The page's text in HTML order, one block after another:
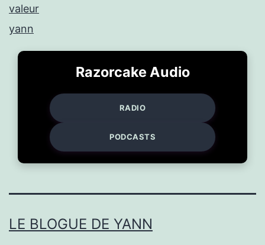
valeur
yann
Razorcake Audio
RADIO
PODCASTS
LE BLOGUE DE YANN